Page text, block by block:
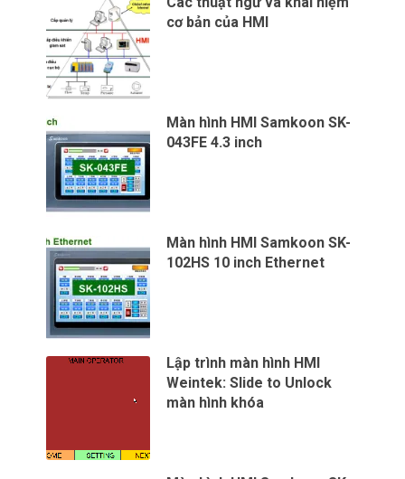
cơ bản của HMI
Màn hình HMI Samkoon SK-
043FE 4.3 inch
Màn hình HMI Samkoon SK-
102HS 10 inch Ethernet
Lập trình màn hình HMI
Weintek: Slide to Unlock
màn hình khóa